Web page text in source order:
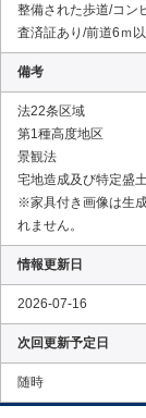
整備された歩道/コン
査済証あり/前道6ｍ
備考
法22条区域
第1種高度地区
景観法
宅地造成及び特定盛
※家具付き画像は生
れません。
情報更新日
2026-07-16
次回更新予定日
随時